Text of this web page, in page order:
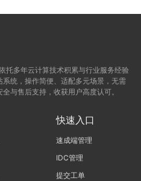
多年云计算技术积累与行业服务经验
统，操作简便、适配多元场景，无需
与售后支持，收获用户高度认可。
快速入口
速成端管理
IDC管理
提交工单